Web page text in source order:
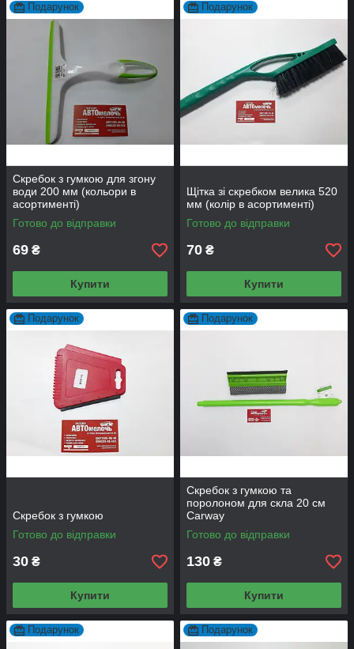
Подарунок
Скребок з гумкою для згону
води 200 мм (кольори в
асортименті)
Готово до відправки
69 ₴
Купити
Подарунок
Щітка зі скребком велика 520
мм (колір в асортименті)
Готово до відправки
70 ₴
Купити
Подарунок
Скребок з гумкою
Готово до відправки
30 ₴
Купити
Подарунок
Скребок з гумкою та
поролоном для скла 20 см
Carway
Готово до відправки
130 ₴
Купити
Подарунок Подарунок